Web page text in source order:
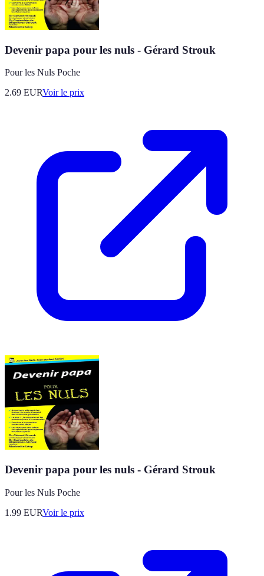
Devenir papa pour les nuls - Gérard Strouk
Pour les Nuls Poche
2.69 EURVoir le prix
Devenir papa pour les nuls - Gérard Strouk
Pour les Nuls Poche
1.99 EURVoir le prix